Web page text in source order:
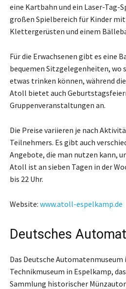
eine Kartbahn und ein Laser-Tag-
großen Spielbereich für Kinder
Klettergerüsten und einem
Für die Erwachsenen gibt es eine
bequemen Sitzgelegenheiten, wo
etwas trinken können, während
Atoll bietet auch
Gruppenveranstaltungen an.
Die Preise variieren je nach
Teilnehmers. Es gibt auch
Angebote, die man nutzen kann,
Atoll ist an sieben Tagen in der
bis 22 Uhr.
Website: www.atoll-espelkamp.de
Deutsches
Das Deutsche
Technikmuseum in Espelkamp,
Sammlung historischer